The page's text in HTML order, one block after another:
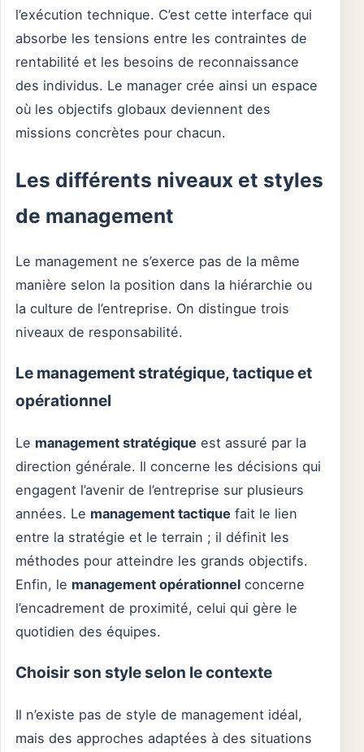
l’exécution technique. C’est cette interface qui
absorbe les tensions entre les contraintes de
rentabilité et les besoins de reconnaissance
des individus. Le manager crée ainsi un espace
où les objectifs globaux deviennent des
missions concrètes pour chacun.
Les différents niveaux et styles
de management
Le management ne s’exerce pas de la même
manière selon la position dans la hiérarchie ou
la culture de l’entreprise. On distingue trois
niveaux de responsabilité.
Le management stratégique, tactique et
opérationnel
Le management stratégique est assuré par la
direction générale. Il concerne les décisions qui
engagent l’avenir de l’entreprise sur plusieurs
années. Le management tactique fait le lien
entre la stratégie et le terrain ; il définit les
méthodes pour atteindre les grands objectifs.
Enfin, le management opérationnel concerne
l’encadrement de proximité, celui qui gère le
quotidien des équipes.
Choisir son style selon le contexte
Il n’existe pas de style de management idéal,
mais des approches adaptées à des situations